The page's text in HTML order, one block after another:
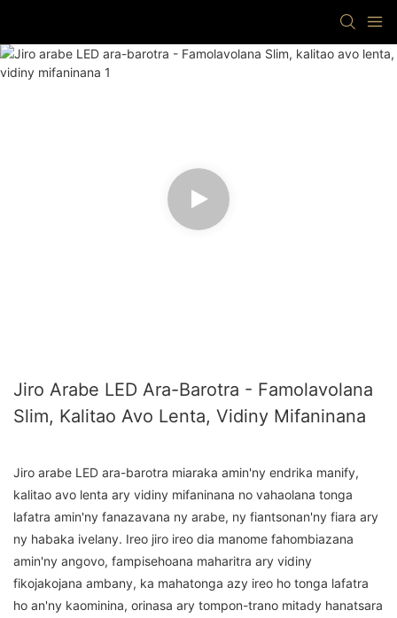
Jiro Arabe LED Ara-Barotra - Famolavolana
Slim, Kalitao Avo Lenta, Vidiny Mifaninana
Jiro arabe LED ara-barotra miaraka amin'ny endrika manify,
kalitao avo lenta ary vidiny mifaninana no vahaolana tonga
lafatra amin'ny fanazavana ny arabe, ny fiantsonan'ny fiara ary
ny habaka ivelany. Ireo jiro ireo dia manome fahombiazana
amin'ny angovo, fampisehoana maharitra ary vidiny
fikojakojana ambany, ka mahatonga azy ireo ho tonga lafatra
ho an'ny kaominina, orinasa ary tompon-trano mitady hanatsara